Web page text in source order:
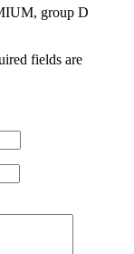
group D
fields are